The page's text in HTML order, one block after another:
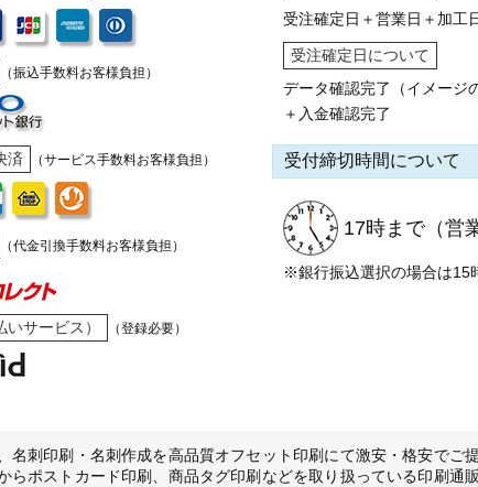
（振込手数料お客様負担）
済 （サービス手数料お客様負担）
（代金引換手数料お客様負担）
いサービス） （登録必要）
受注確定日＋営業日＋加工
受注確定日について
データ確認完了（イメージ
＋入金確認完了
受付締切時間について
17時まで（営
※銀行振込選択の場合は15
名刺印刷・名刺作成を高品質オフセット印刷にて激安・格安でご
らポストカード印刷、商品タグ印刷などを取り扱っている印刷通